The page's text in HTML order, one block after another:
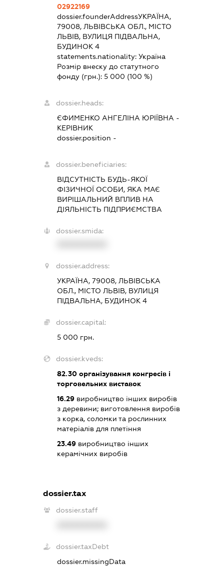
02922169
dossier.founderAddressУКРАЇНА,
79008, ЛЬВІВСЬКА ОБЛ., МІСТО
ЛЬВІВ, ВУЛИЦЯ ПІДВАЛЬНА,
БУДИНОК 4
statements.nationality:Україна
Розмір внеску до статутного
фонду (грн.):5 000 (100 %)
dossier.heads:
ЄФИМЕНКО АНГЕЛІНА ЮРІЇВНА -
КЕРІВНИК
dossier.position -
dossier.beneficiaries:
ВІДСУТНІСТЬ БУДЬ-ЯКОЇ
ФІЗИЧНОЇ ОСОБИ, ЯКА МАЄ
ВИРІШАЛЬНИЙ ВПЛИВ НА
ДІЯЛЬНІСТЬ ПІДПРИЄМСТВА
dossier.smida:
dossier.address:
УКРАЇНА, 79008, ЛЬВІВСЬКА
ОБЛ., МІСТО ЛЬВІВ, ВУЛИЦЯ
ПІДВАЛЬНА, БУДИНОК 4
dossier.capital:
5 000 грн.
dossier.kveds:
82.30 організування конгресів і
торговельних виставок
16.29 виробництво інших виробів
з деревини; виготовлення виробів
з корка, соломки та рослинних
матеріалів для плетіння
23.49 виробництво інших
керамічних виробів
dossier.tax
dossier.staff
dossier.taxDebt
dossier.missingData